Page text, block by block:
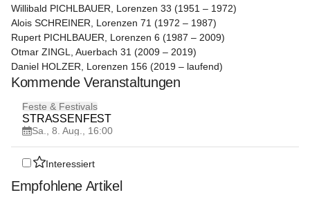
Willibald PICHLBAUER, Lorenzen 33 (1951 – 1972)
Alois SCHREINER, Lorenzen 71 (1972 – 1987)
Rupert PICHLBAUER, Lorenzen 6 (1987 – 2009)
Otmar ZINGL, Auerbach 31 (2009 – 2019)
Daniel HOLZER, Lorenzen 156 (2019 – laufend)
Kommende Veranstaltungen
8
AUG
Feste & Festivals
STRASSENFEST
Sa., 8. Aug., 16:00
Interessiert
Empfohlene Artikel